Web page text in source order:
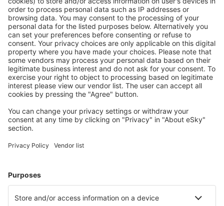
Attraktive Preise und Spezialangebote für eingeloggte
Benutzer.
Unterkünfte, die Sie mögen
Wählen Sie aus über 1,3 Millionen Unterkünften: Hotels,
Hütten, Apartments und andere.
Unterkünfte in der Türkei - Beliebte Städte
Unterkunft in Fethiye Unterkunft Ihsaniye